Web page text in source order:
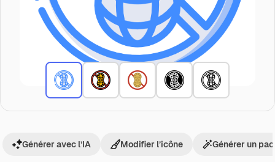
Générer avec l’IA Modifier l’icône Générer un